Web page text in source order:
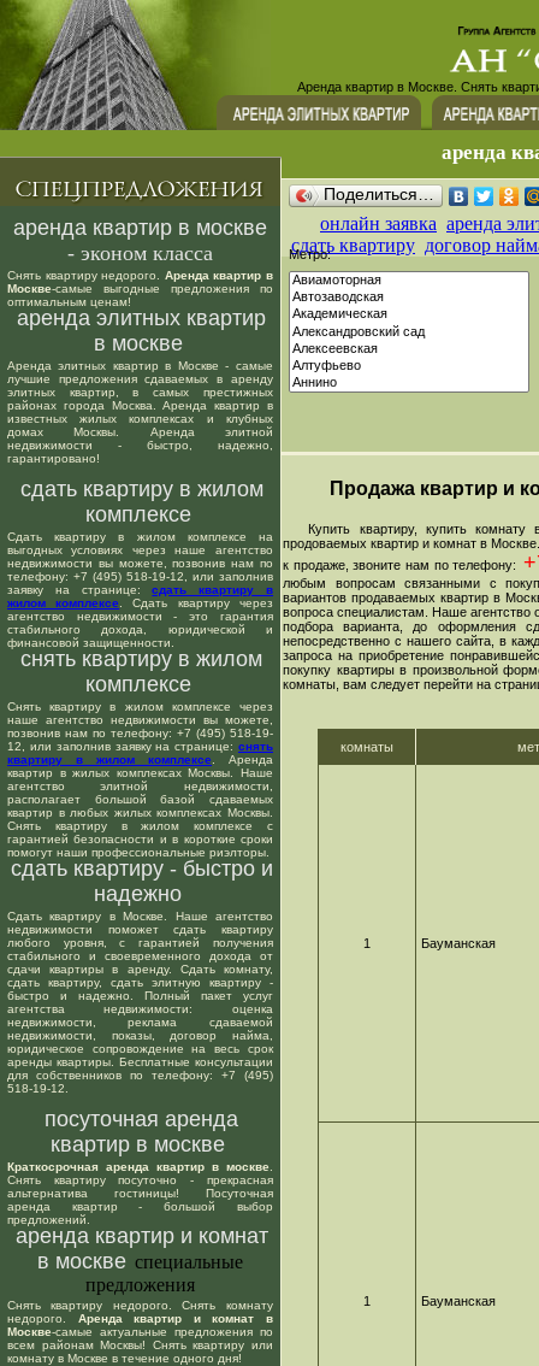
Аренда квартир в Москве. Снять
аренда
аренда квартир в москве
- эконом класса
Снять квартиру недорого. Аренда квартир в
Москве-самые выгодные предложения по
оптимальным ценам!
аренда элитных квартир
в москве
Аренда элитных квартир в Москве - самые
лучшие предложения сдаваемых в аренду
элитных квартир, в самых престижных
районах города Москва. Аренда квартир в
известных жилых комплексах и клубных
домах Москвы. Аренда элитной
недвижимости - быстро, надежно,
гарантировано!
сдать квартиру в жилом
комплексе
Сдать квартиру в жилом комплексе на
выгодных условиях через наше агентство
недвижимости вы можете, позвонив нам по
телефону: +7 (495) 518-19-12, или заполнив
заявку на странице:сдать квартиру в
жилом комплексе . Сдать квартиру через
агентство недвижимости - это гарантия
стабильного дохода, юридической и
финансовой защищенности.
снять квартиру в жилом
комплексе
Снять квартиру в жилом комплексе через
наше агентство недвижимости вы можете,
позвонив нам по телефону: +7 (495) 518-19-
12, или заполнив заявку на странице: снять
квартиру в жилом комплексе . Аренда
квартир в жилых комплексах Москвы. Наше
агентство элитной недвижимости,
располагает большой базой сдаваемых
квартир в любых жилых комплексах Москвы.
Снять квартиру в жилом комплексе с
гарантией безопасности и в короткие сроки
помогут наши профессиональные риэлторы.
сдать квартиру - быстро и
надежно
Сдать квартиру в Москве. Наше агентство
недвижимости поможет сдать квартиру
любого уровня, с гарантией получения
стабильного и своевременного дохода от
сдачи квартиры в аренду. Сдать комнату,
сдать квартиру, сдать элитную квартиру -
быстро и надежно. Полный пакет услуг
агентства недвижимости: оценка
недвижимости, реклама сдаваемой
недвижимости, показы, договор найма,
юридическое сопровождение на весь срок
аренды квартиры. Бесплатные консультации
для собственников по телефону: +7 (495)
518-19-12.
посуточная аренда
квартир в москве
Краткосрочная аренда квартир в москве
Снять квартиру посуточно - прекрасная
альтернатива гостиницы! Посуточная
аренда квартир - большой выбор
предложений.
аренда квартир и комнат
в москве специальные
предложения
Снять квартиру недорого. Снять комнату
недорого. Аренда квартир и комнат в
Москве-самые актуальные предложения по
всем районам Москвы! Снять квартиру или
комнату в Москве в течение одного дня!
Поделиться…
онлайн заявка аренда
сдать квартиру договор
Метро:
Продажа квартир и
Купить квартиру, купить комнату
продоваемых квартир и комнат в
к продаже, звоните нам по телефону:
любым вопросам связанными с
вариантов продаваемых квартир в
вопроса специалистам. Наше агентство
подбора варианта, до оформления
непосредственно с нашего сайта, в
запроса на приобретение
покупку квартиры в произвольной
комнаты, вам следует перейти на
комнаты
1 Бауманская
1 Бауманская